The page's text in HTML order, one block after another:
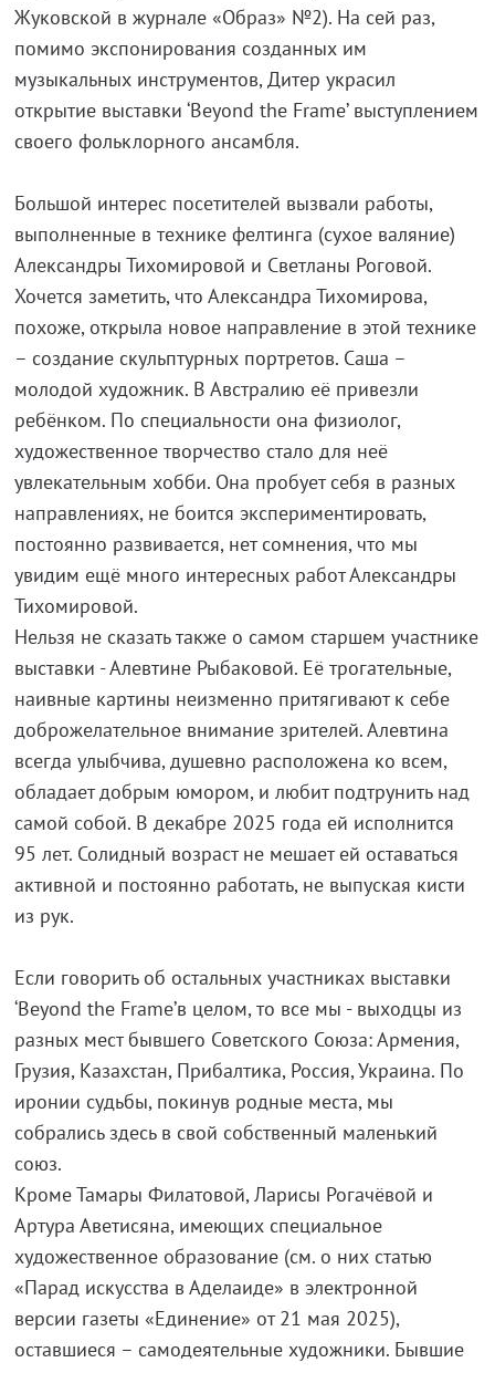
Жуковской в журнале «Образ» №2). На сей раз,
помимо экспонирования созданных им
музыкальных инструментов, Дитер украсил
открытие выставки ‘Beyond the Frame’ выступлением
своего фольклорного ансамбля.
Большой интерес посетителей вызвали работы,
выполненные в технике фелтинга (сухое валяние)
Александры Тихомировой и Светланы Роговой.
Хочется заметить, что Александра Тихомирова,
похоже, открыла новое направление в этой технике
– создание скульптурных портретов. Саша –
молодой художник. В Австралию её привезли
ребёнком. По специальности она физиолог,
художественное творчество стало для неё
увлекательным хобби. Она пробует себя в разных
направлениях, не боится экспериментировать,
постоянно развивается, нет сомнения, что мы
увидим ещё много интересных работ Александры
Тихомировой.
Нельзя не сказать также о самом старшем участнике
выставки - Алевтине Рыбаковой. Её трогательные,
наивные картины неизменно притягивают к себе
доброжелательное внимание зрителей. Алевтина
всегда улыбчива, душевно расположена ко всем,
обладает добрым юмором, и любит подтрунить над
самой собой. В декабре 2025 года ей исполнится
95 лет. Солидный возраст не мешает ей оставаться
активной и постоянно работать, не выпуская кисти
из рук.
Если говорить об остальных участниках выставки
‘Beyond the Frame’в целом, то все мы - выходцы из
разных мест бывшего Советского Союза: Армения,
Грузия, Казахстан, Прибалтика, Россия, Украина. По
иронии судьбы, покинув родные места, мы
собрались здесь в свой собственный маленький
союз.
Кроме Тамары Филатовой, Ларисы Рогачёвой и
Артура Аветисяна, имеющих специальное
художественное образование (см. о них статью
«Парад искусства в Аделаиде» в электронной
версии газеты «Единение» от 21 мая 2025),
оставшиеся – самодеятельные художники. Бывшие